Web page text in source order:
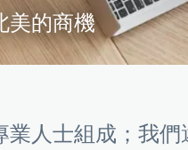
美的商機
人士組成；我